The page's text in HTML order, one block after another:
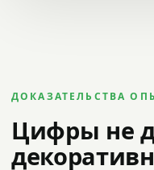
ДОКАЗАТЕЛЬСТВА
Цифры не